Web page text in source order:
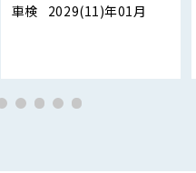
車検 2029(11)年01月